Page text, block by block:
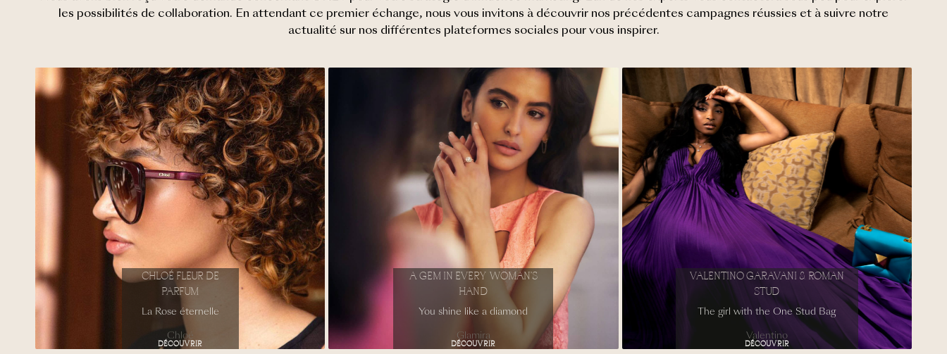
les possibilités de collaboration. En attendant ce premier échange, nous vous invitons à découvrir nos précédentes campagnes réussies et à suivre notre
actualité sur nos différentes plateformes sociales pour vous inspirer.
CHLOÉ FLEUR DE
PARFUM
La Rose éternelle
DÉCOUVRIR
Chloé
A GEM IN EVERY WOMAN’S
HAND
You shine like a diamond
DÉCOUVRIR
Glamira
VALENTINO GARAVANI & ROMAN
STUD
The girl with the One Stud Bag
DÉCOUVRIR
Valentino